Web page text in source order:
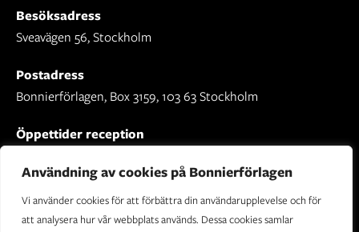
Användning av cookies på Bonnierförlagen
Vi använder cookies för att förbättra din användarupplevelse och för
att analysera hur vår webbplats används. Dessa cookies samlar
Besöksadress
Sveavägen 56, Stockholm
Postadress
Bonnierförlagen, Box 3159, 103 63 Stockholm
Öppettider reception